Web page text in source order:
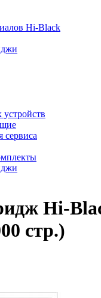
Hi-Black
сервиса
Hi-
стр.)